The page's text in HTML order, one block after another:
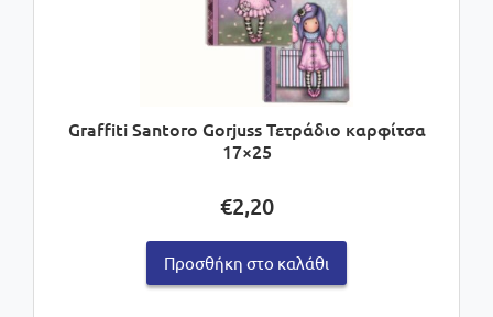
Graffiti Santoro Gorjuss Τετράδιο καρφίτσα
17×25
€2,20
Προσθήκη στο καλάθι